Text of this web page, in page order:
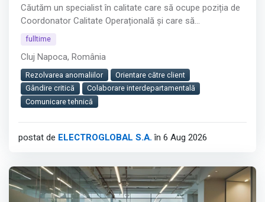
Căutăm un specialist în calitate care să ocupe poziția de
Coordonator Calitate Operațională și care să
construiască, real, un sistem de calitate în producția de
tehnice.
Afișează tot
fulltime
Cluj Napoca, România
Rezolvarea anomaliilor
Orientare către client
Gândire critică
Colaborare interdepartamentală
Comunicare tehnică
postat de ELECTROGLOBAL S.A. în 6 Aug 2026